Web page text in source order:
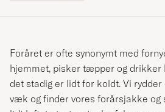
Foråret er ofte synonymt med
hjemmet, pisker tæpper og drikker
det stadig er lidt for koldt. Vi
væk og finder vores forårsjakke og